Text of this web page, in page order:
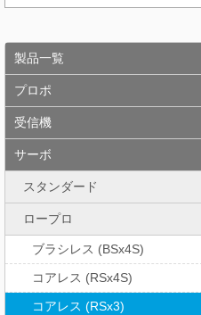
製品一覧
プロポ
受信機
サーボ
スタンダード
ロープロ
ブラシレス (BSx4S)
コアレス (RSx4S)
コアレス (RSx3)